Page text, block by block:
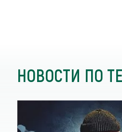
НОВОСТИ ПО